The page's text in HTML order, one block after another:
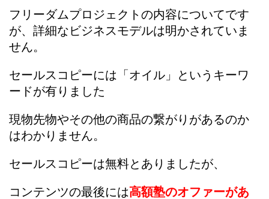
フリーダムプロジェクトの内容についてです
が、詳細なビジネスモデルは明かされていま
せん。
セールスコピーには「オイル」というキーワ
ードが有りました
現物先物やその他の商品の繋がりがあるのか
はわかりません。
セールスコピーは無料とありましたが、
コンテンツの最後には高額塾のオファーがあ